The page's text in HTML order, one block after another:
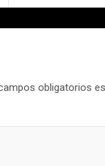
obligatorios